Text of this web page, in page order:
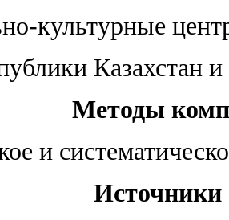
культурные
Казахстан
Методы
и
Источники